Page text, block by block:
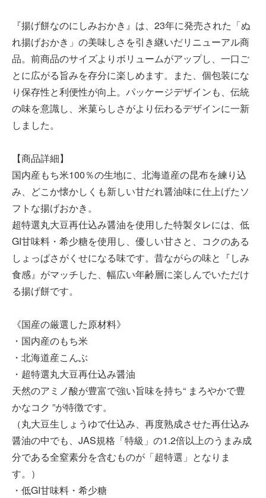
『揚げ餅なのにしみおかき』は、23年に発売された「ぬ
れ揚げおかき」の美味しさを引き継いだリニューアル商
品。前商品のサイズよりボリュームがアップし、一口ご
とに広がる旨みを存分に楽しめます。また、個包装にな
り保存性と利便性が向上。パッケージデザインも、伝統
の味を意識し、米菓らしさがより伝わるデザインに一新
しました。
【商品詳細】
国内産もち米100％の生地に、北海道産の昆布を練り込
み、どこか懐かしくも新しい甘だれ醤油味に仕上げたソ
フトな揚げおかき。
超特選丸大豆再仕込み醤油を使用した特製タレには、低
GI甘味料・希少糖を使用し、優しい甘さと、コクのある
しょっぱさがくせになる味です。昔ながらの味と『しみ
食感』がマッチした、幅広い年齢層に楽しんでいただけ
る揚げ餅です。
《国産の厳選した原材料》
・国内産のもち米
・北海道産こんぶ
・超特選丸大豆再仕込み醤油
天然のアミノ酸が豊富で強い旨味を持ち“ まろやかで豊
かなコク ”が特徴です。
（丸大豆生しょうゆで仕込み、再度熟成させた再仕込み
醤油の中でも、JAS規格「特級」の1.2倍以上のうまみ成
分である全窒素分を含むものが「超特選」となりま
す。）
・低GI甘味料・希少糖